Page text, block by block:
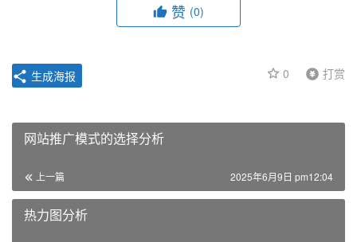
赞 (0)
0 打赏
生成海报
网站推广模式的选择分析
上一篇 2025年6月9日 pm12:04
热力图分析